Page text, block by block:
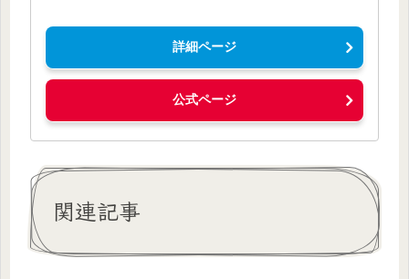
詳細ページ
公式ページ
関連記事